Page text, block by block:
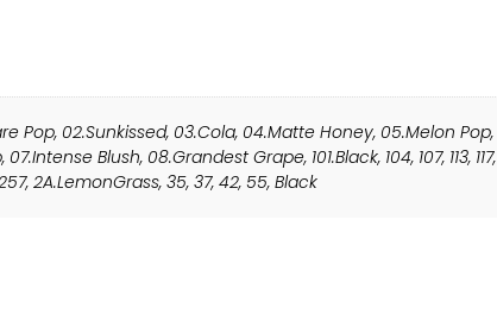
Pop, 02.Sunkissed, 03.Cola, 04.Matte Honey, 05.Melon Pop,
, 07.Intense Blush, 08.Grandest Grape, 101.Black, 104, 107, 113, 117,
, 2A.LemonGrass, 35, 37, 42, 55, Black